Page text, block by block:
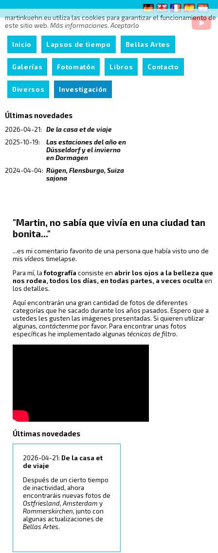
martinkuehn.eu utiliza las cookies para garantizar el funcionamiento de
este sitio web. Más informaciones. Aceptarlo
Inicio Lapsos de tiempo Bellas Artes
Galerías Fotomatón Libros Contacto
Diversos Investigación
Últimas novedades
2026-04-21:
De la casa et de viaje
2025-10-19:
Las estaciones del año en
Düsseldorf y el invierno
en Dormagen
2024-04-04: Rügen, Flensburgo, Suiza
sajona
"Martin, no sabía que vivía en una ciudad tan
bonita..."
...es mi comentario favorito de una persona que había visto uno de
mis vídeos timelapse.
Para mí, lafotografía consiste en abrir los ojos a la belleza que
nos rodea, todos los días, en todas partes, a veces oculta en
los detalles.
Aquí encontrarán una gran cantidad de fotos de diferentes
categorías que he sacado durante los años pasados. Espero que a
ustedes les gusten las imágenes presentadas. Si quieren utilizar
algunas,contáctenmepor favor. Para encontrar unas fotos
específicas he implementado algunastécnicas de filtro.
Últimas novedades
2026-04-21: De la casa et
de viaje
Después de un cierto tiempo
de inactividad, ahora
encontraráis nuevas fotos de
Ostfriesland,Amsterdam y
Rommerskirchen, junto con
algunas actualizaciones de
Bellas Artes.